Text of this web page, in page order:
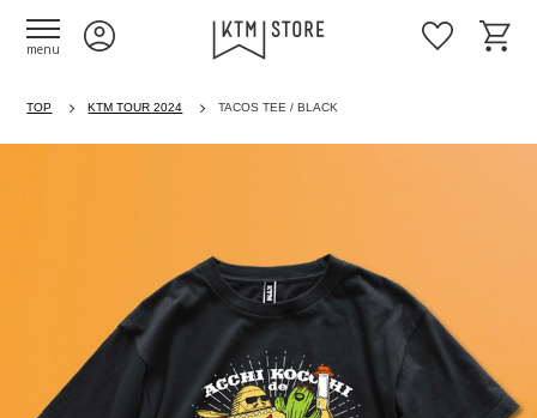
menu
TOP KTM TOUR 2024 TACOS TEE / BLACK